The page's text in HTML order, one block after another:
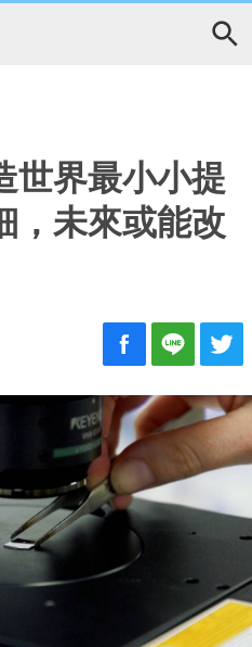
世界最小小提
，未來或能改